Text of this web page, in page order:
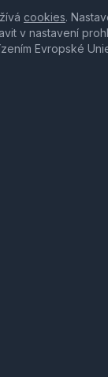
cookies.
v nastavení
Evropské